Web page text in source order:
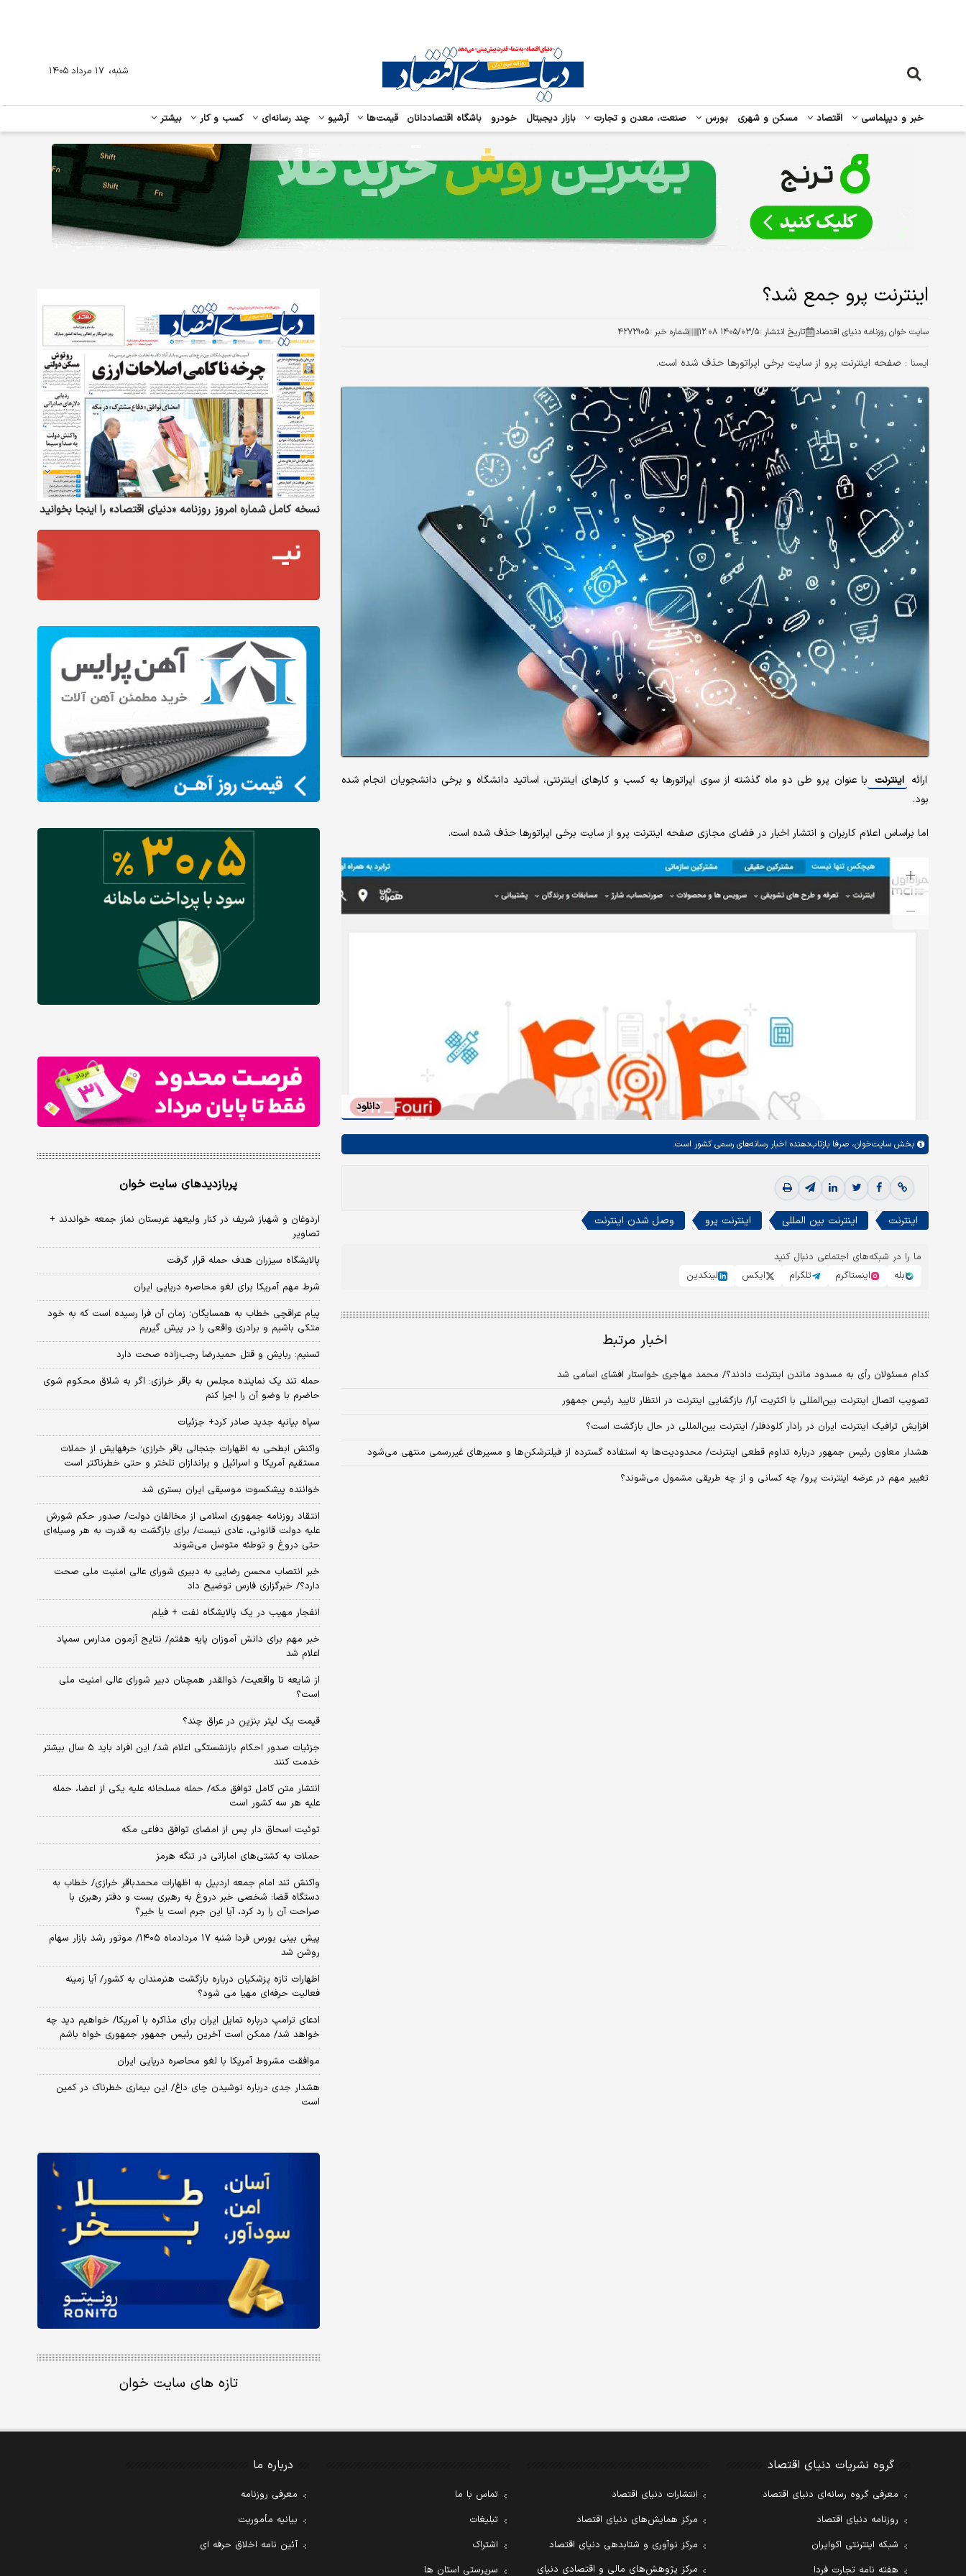
خبر و دیپلماسی اقتصاد مسکن و شهری بورس صنعت، معدن و تجارت بازار دیجیتال خودرو باشگاه اقتصاددانان قیمت‌ها آرشیو چند رسانه‌ای کسب و کار بیشتر
شنبه، ۱۷ مرداد ۱۴۰۵
اینترنت پرو جمع شد؟
سایت خوان روزنامه دنیای اقتصاد تاریخ انتشار :۱۴۰۵/۰۳/۵ ۱۲:۰۸ شماره خبر :۴۲۷۲۹۰۵
ايسنا : صفحه اینترنت پرو از سایت برخی اپراتورها حذف شده است.
ارائه اینترنت با عنوان پرو طی دو ماه گذشته از سوی اپراتورها به کسب و کارهای اینترنتی، اساتید دانشگاه و برخی دانشجویان انجام شده
بود.
اما براساس اعلام کاربران و انتشار اخبار در فضای مجازی صفحه اینترنت پرو از سایت برخی اپراتورها حذف شده است.
دانلود
بخش سایت‌خوان، صرفا بازتاب‌دهنده اخبار رسانه‌های رسمی کشور است.
اینترنت اینترنت بین المللی اینترنت پرو وصل شدن اینترنت
ما را در شبکه‌های اجتماعی دنبال کنید
بله
اینستاگرم تلگرام ایکس لینکدین
اخبار مرتبط
کدام مسئولان رأی به مسدود ماندن اینترنت دادند؟/ محمد مهاجری خواستار افشای اسامی شد
تصویب اتصال اینترنت بین‌المللی با اکثریت آرا/ بازگشایی اینترنت در انتظار تایید رئیس جمهور
افزایش ترافیک اینترنت ایران در رادار کلودفلر/ اینترنت بین‌المللی در حال بازگشت است؟
هشدار معاون رئیس جمهور درباره تداوم قطعی اینترنت/ محدودیت‌ها به استفاده گسترده از فیلترشکن‌ها و مسیرهای غیررسمی منتهی می‌شود
تغییر مهم در عرضه اینترنت پرو/ چه کسانی و از چه طریقی مشمول می‌شوند؟
نسخه کامل شماره امروز روزنامه «دنیای‌ اقتصاد» را اینجا بخوانید
پربازدیدهای سایت خوان
اردوغان و شهباز شریف در کنار ولیعهد عربستان نماز جمعه خواندند +
تصاویر
پالایشگاه سیزران هدف حمله قرار گرفت
شرط مهم آمریکا برای لغو محاصره دریایی ایران
پیام عراقچی خطاب به همسایگان؛ زمان آن فرا رسیده است که به خود
متکی باشیم و برادری واقعی را در پیش گیریم
تسنیم: ربایش و قتل حمیدرضا رجب‌زاده صحت دارد
حمله تند یک نماینده مجلس به باقر خرازی: اگر به شلاق محکوم شوی
حاضرم با وضو آن را اجرا کنم
سپاه بیانیه جدید صادر کرد+ جزئیات
واکنش ابطحی به اظهارات جنجالی باقر خرازی؛ حرفهایش از حملات
مستقیم آمریکا و اسرائیل و براندازان تلختر و حتی خطرناکتر است
خواننده پیشکسوت موسیقی ایران بستری شد
انتقاد روزنامه جمهوری اسلامی از مخالفان دولت/ صدور حکم شورش
علیه دولت قانونی، عادی نیست/ برای بازگشت به قدرت به هر وسیله‌ای
حتی دروغ و توطئه متوسل می‌شوند
خبر انتصاب محسن رضایی به دبیری شورای عالی امنیت ملی صحت
دارد؟/ خبرگزاری فارس توضیح داد
انفجار مهیب در یک پالایشگاه نفت + فیلم
خبر مهم برای دانش آموزان پایه هفتم/ نتایج آزمون مدارس سمپاد
اعلام شد
از شایعه تا واقعیت/ ذوالقدر همچنان دبیر شورای ‌عالی امنیت ملی
است؟
قیمت یک لیتر بنزین در عراق چند؟
جزئیات صدور احکام بازنشستگی اعلام شد/ این افراد باید ۵ سال بیشتر
خدمت کنند
انتشار متن کامل توافق مکه/ حمله مسلحانه علیه یکی از اعضا، حمله
علیه هر سه کشور است
توئیت اسحاق دار پس از امضای توافق دفاعی مکه
حملات به کشتی‌های اماراتی در تنگه هرمز
واکنش تند امام جمعه اردبیل به اظهارات محمدباقر خرازی/ خطاب به
دستگاه قضا: شخصی خبر دروغ به رهبری بست و دفتر رهبری با
صراحت آن را رد کرد، آیا این جرم است یا خیر؟
پیش بینی بورس فردا شنبه ۱۷ مردادماه ۱۴۰۵/ موتور رشد بازار سهام
روشن شد
اظهارات تازه پزشکیان درباره بازگشت هنرمندان به کشور/ آیا زمینه
فعالیت حرفه‌ای مهیا می شود؟
ادعای ترامپ درباره تمایل ایران برای مذاکره با آمریکا/ خواهیم دید چه
خواهد شد/ ممکن است آخرین رئیس‌ جمهور جمهوری خواه باشم
موافقت مشروط آمریکا با لغو محاصره دریایی ایران
هشدار جدی درباره نوشیدن چای داغ/ این بیماری خطرناک در کمین
است
تازه های سایت خوان
گروه نشریات دنیای اقتصاد
معرفی گروه رسانه‌ای دنیای اقتصاد
روزنامه دنیای اقتصاد
شبکه اینترنتی اکوایران
هفته نامه تجارت فردا
انتشارات دنیای اقتصاد
مرکز همایش‌های دنیای اقتصاد
مرکز نوآوری و شتابدهی دنیای اقتصاد
مرکز پژوهش‌های مالی و اقتصادی دنیای
تماس با ما
تبلیغات
اشتراک
سرپرستی استان ها
درباره ما
معرفی روزنامه
بیانیه مأموریت
آئین نامه اخلاق حرفه ای